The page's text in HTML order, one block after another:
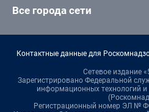
Все города сети
Контактные данные для
Сетевое издание
Зарегистрировано Федеральной
информационных технологий
Регистрационный номер ЭЛ №